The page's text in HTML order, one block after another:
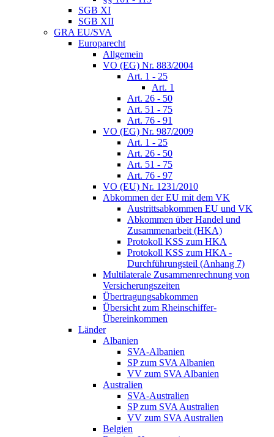
SGB XI
SGB XII
GRA EU/SVA
Europarecht
Allgemein
VO (EG) Nr. 883/2004
Art. 1 - 25
Art. 1
Art. 26 - 50
Art. 51 - 75
Art. 76 - 91
VO (EG) Nr. 987/2009
Art. 1 - 25
Art. 26 - 50
Art. 51 - 75
Art. 76 - 97
VO (EU) Nr. 1231/2010
Abkommen der EU mit dem VK
Austrittsabkommen EU und VK
Abkommen über Handel und
Zusammenarbeit (HKA)
Protokoll KSS zum HKA
Protokoll KSS zum HKA -
Durchführungsteil (Anhang 7)
Multilaterale Zusammenrechnung von
Versicherungszeiten
Übertragungsabkommen
Übersicht zum Rheinschiffer-
Übereinkommen
Länder
Albanien
SVA-Albanien
SP zum SVA Albanien
VV zum SVA Albanien
Australien
SVA-Australien
SP zum SVA Australien
VV zum SVA Australien
Belgien